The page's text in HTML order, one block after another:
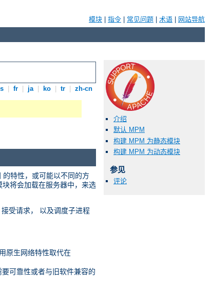
模块 指令 常见问题 术语 网站导航
fr ja ko tr zh-cn
介绍
默认 MPM
构建 MPM 为静态模块
构建 MPM 为动态模块
参见
评论
特性，或可能以不同的方
将会加载在服务器中，来选
受请求， 以及调度子进程
原生网络特性取代在
要可靠性或者与旧软件兼容的